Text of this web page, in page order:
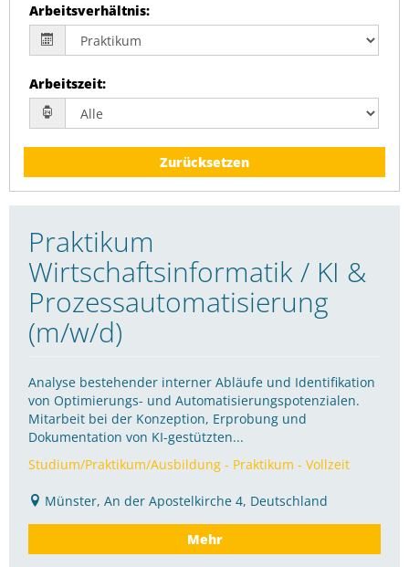
Arbeitsverhältnis:
Arbeitszeit:
Zurücksetzen
Praktikum
Wirtschaftsinformatik / KI &
Prozessautomatisierung
(m/w/d)
Analyse bestehender interner Abläufe und Identifikation
von Optimierungs- und Automatisierungspotenzialen.
Mitarbeit bei der Konzeption, Erprobung und
Dokumentation von KI-gestützten...
Studium/Praktikum/Ausbildung - Praktikum - Vollzeit
Münster, An der Apostelkirche 4, Deutschland
Mehr